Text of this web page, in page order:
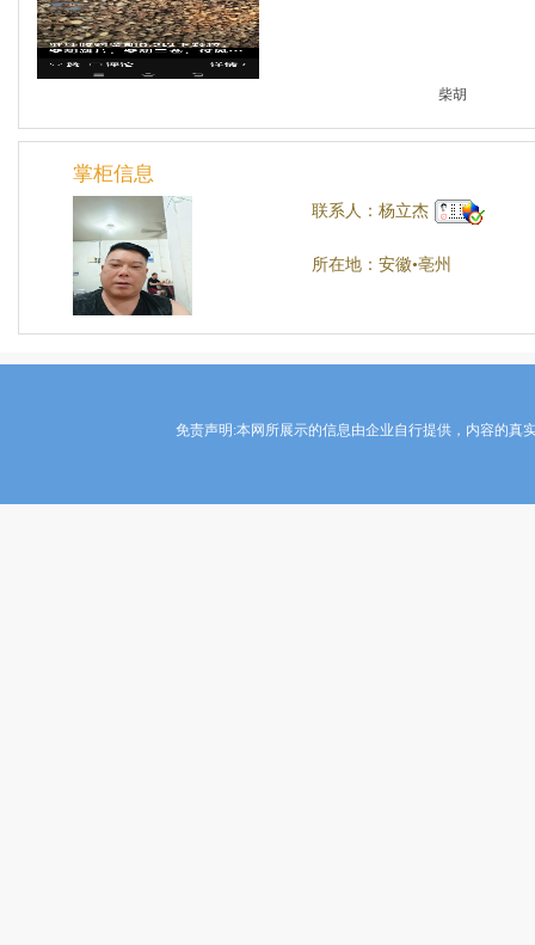
柴胡
掌柜信息
联系人：杨立杰
所在地：安徽•亳州
免责声明:本网所展示的信息由企业自行提供，内容的真